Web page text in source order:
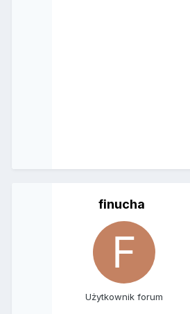
finucha
Użytkownik forum